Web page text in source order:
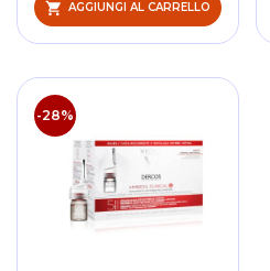
AGGIUNGI AL CARRELLO
-28%